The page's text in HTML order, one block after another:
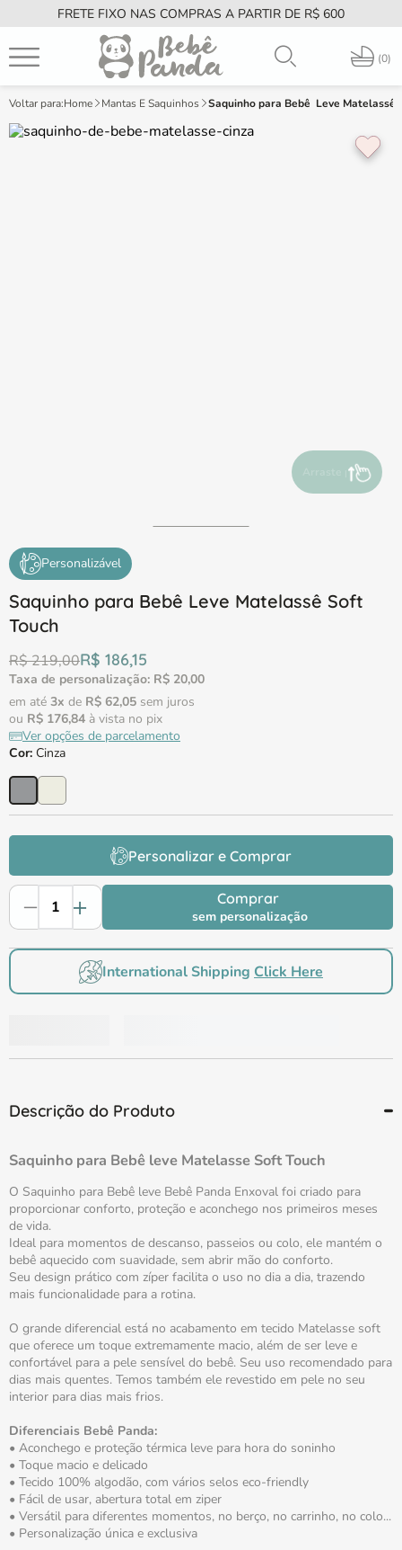
FRETE FIXO NAS COMPRAS A PARTIR DE R$ 600
0
Home Mantas E Saquinhos Saquinho para Bebê  Leve Matelassê
Arraste para
Personalizável
Saquinho para Bebê Leve Matelassê Soft
Touch
R$219,00R$ 186,15
Taxa de personalização: R$ 20,00
em até 3x de R$ 62,05 sem juros
ou R$ 176,84 à vista no pix
Ver opções de parcelamento
Cor: Cinza
Personalizar e Comprar
Comprar
sem personalização
International Shipping Click Here
Descrição do Produto
Saquinho para Bebê leve Matelasse Soft Touch
O Saquinho para Bebê leve Bebê Panda Enxoval foi criado para
proporcionar conforto, proteção e aconchego nos primeiros meses
de vida.
Ideal para momentos de descanso, passeios ou colo, ele mantém o
bebê aquecido com suavidade, sem abrir mão do conforto.
Seu design prático com zíper facilita o uso no dia a dia, trazendo
mais funcionalidade para a rotina.
O grande diferencial está no acabamento em tecido Matelasse soft
que oferece um toque extremamente macio, além de ser leve e
confortável para a pele sensível do bebê. Seu uso recomendado para
dias mais quentes. Temos também ele revestido em pele no seu
interior para dias mais frios.
Diferenciais Bebê Panda:
• Aconchego e proteção térmica leve para hora do soninho
• Toque macio e delicado
• Tecido 100% algodão, com vários selos eco-friendly
• Fácil de usar, abertura total em ziper
• Versátil para diferentes momentos, no berço, no carrinho, no colo...
• Personalização única e exclusiva
PT